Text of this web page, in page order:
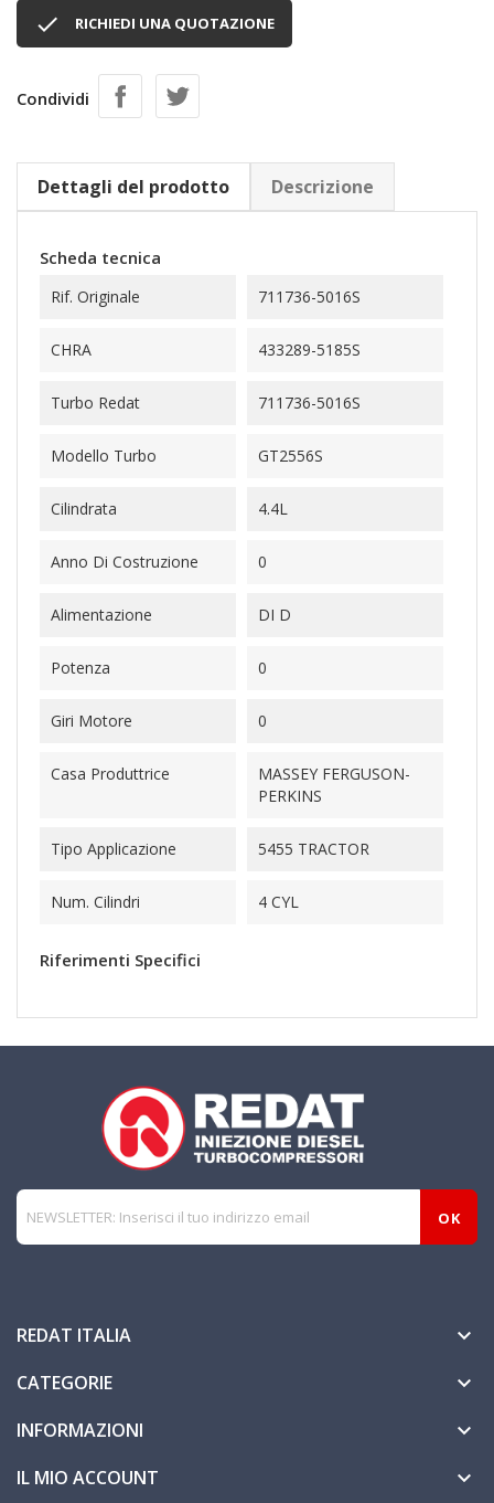
 RICHIEDI UNA QUOTAZIONE
Condividi
Dettagli del prodotto Descrizione
Scheda tecnica
Rif. Originale 711736-5016S
CHRA 433289-5185S
Turbo Redat 711736-5016S
Modello Turbo GT2556S
Cilindrata 4.4L
Anno Di Costruzione 0
Alimentazione DI D
Potenza 0
Giri Motore 0
Casa Produttrice
MASSEY FERGUSON-
PERKINS
Tipo Applicazione 5455 TRACTOR
Num. Cilindri 4 CYL
Riferimenti Specifici
REDAT ITALIA 
CATEGORIE 
INFORMAZIONI 
IL MIO ACCOUNT 